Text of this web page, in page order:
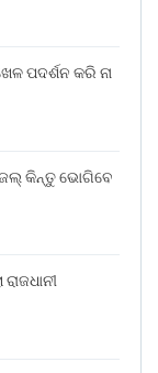
ପଦର୍ଶନ କରି ନା
କିନ୍ତୁ ଭୋଗିବେ